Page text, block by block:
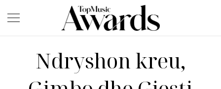
Ndryshon kreu,